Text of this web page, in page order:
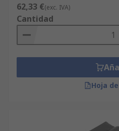
62,33 €(exc. IVA)
Cantidad
Hoja